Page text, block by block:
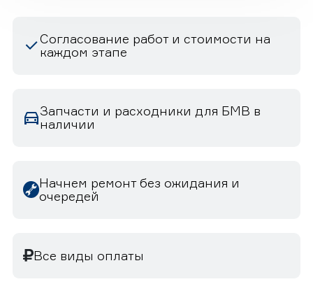
Согласование работ и стоимости на
каждом этапе
Запчасти и расходники для БМВ в
наличии
Начнем ремонт без ожидания и
очередей
Все виды оплаты